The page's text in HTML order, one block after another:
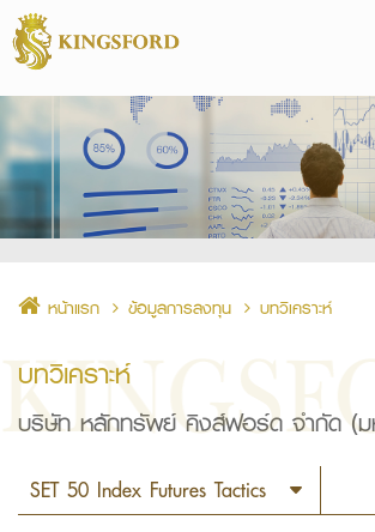
หน้าแรก ข้อมูลการลงทุน บทวิเคราะห์
บทวิเคราะห์
บริษัท หลักทรัพย์ คิงส์ฟอร์ด จำกัด (ม